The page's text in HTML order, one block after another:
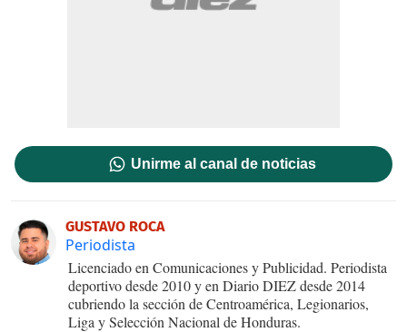
Unirme al canal de noticias
GUSTAVO ROCA
Periodista
Licenciado en Comunicaciones y Publicidad. Periodista
deportivo desde 2010 y en Diario DIEZ desde 2014
cubriendo la sección de Centroamérica, Legionarios,
Liga y Selección Nacional de Honduras.